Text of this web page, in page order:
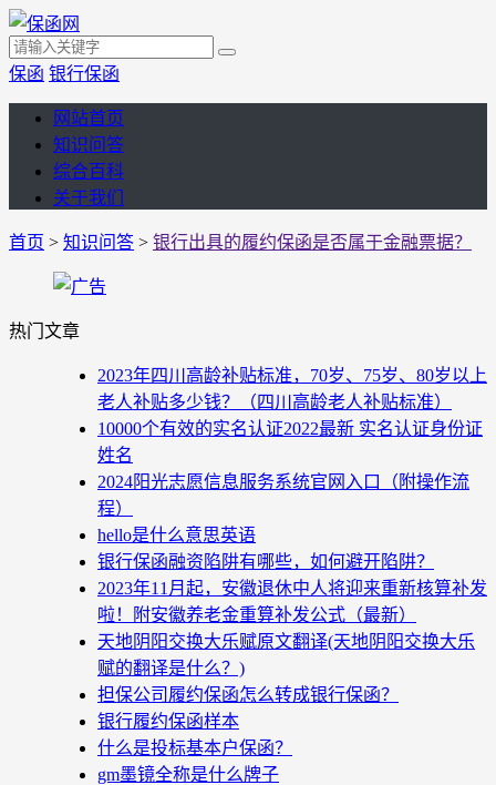
保函 银行保函
网站首页
知识问答
综合百科
关于我们
首页 > 知识问答 > 银行出具的履约保函是否属于金融票据？
热门文章
2023年四川高龄补贴标准，70岁、75岁、80岁以上
老人补贴多少钱？（四川高龄老人补贴标准）
10000个有效的实名认证2022最新 实名认证身份证
姓名
2024阳光志愿信息服务系统官网入口（附操作流
程）
hello是什么意思英语
银行保函融资陷阱有哪些，如何避开陷阱？
2023年11月起，安徽退休中人将迎来重新核算补发
啦！附安徽养老金重算补发公式（最新）
天地阴阳交换大乐赋原文翻译(天地阴阳交换大乐
赋的翻译是什么？)
担保公司履约保函怎么转成银行保函？
银行履约保函样本
什么是投标基本户保函？
gm墨镜全称是什么牌子